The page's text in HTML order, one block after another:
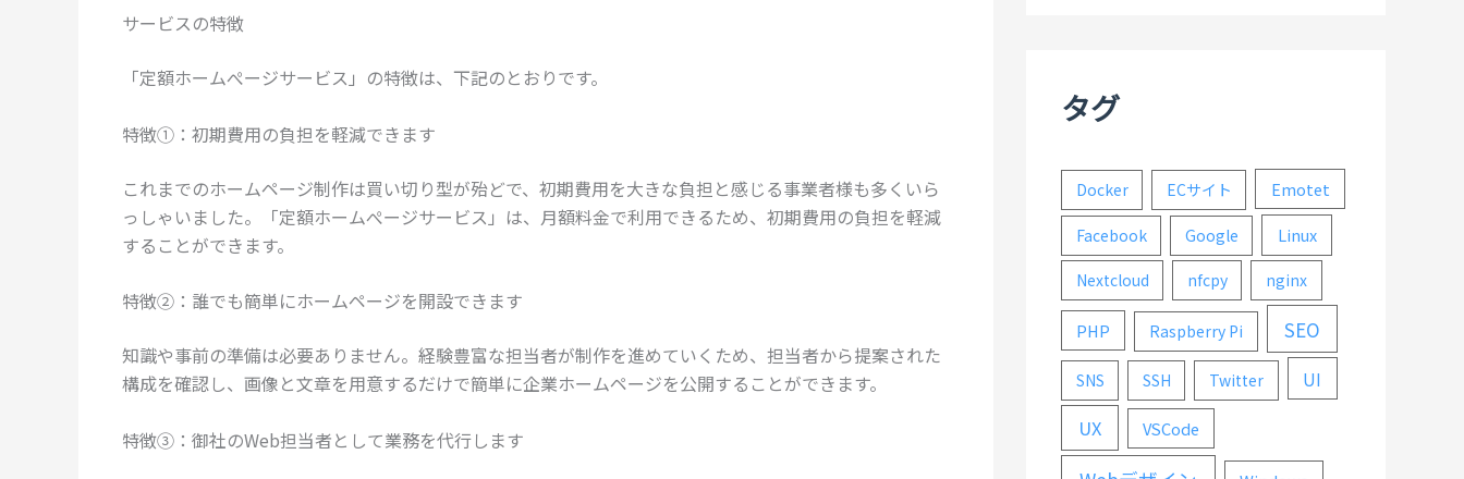
サービスの特徴
「定額ホームぺージサービス」の特徴は、下記のとおりです。
特徴①：初期費用の負担を軽減できます
これまでのホームページ制作は買い切り型が殆どで、初期費用を大きな負担と感じる事業者様も多くいら
っしゃいました。「定額ホームぺージサービス」は、月額料金で利用できるため、初期費用の負担を軽減
することができます。
特徴②：誰でも簡単にホームページを開設できます
知識や事前の準備は必要ありません。経験豊富な担当者が制作を進めていくため、担当者から提案された
構成を確認し、画像と文章を用意するだけで簡単に企業ホームページを公開することができます。
特徴③：御社のWeb担当者として業務を代行します
タグ
Docker ECサイト Emotet
Facebook Google Linux
Nextcloud nfcpy nginx
PHP Raspberry Pi SEO
SNS SSH Twitter UI
UX VSCode